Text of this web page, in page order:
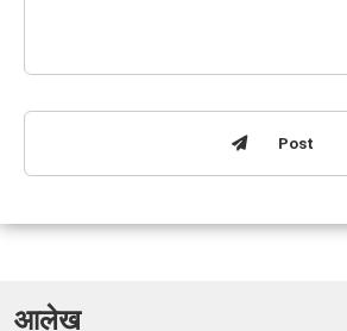
Post
आलेख